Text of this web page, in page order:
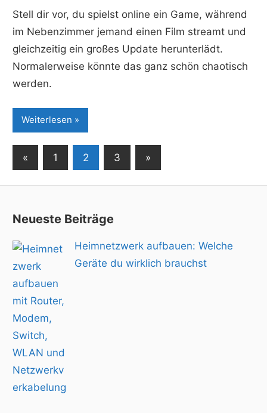
Stell dir vor, du spielst online ein Game, während
im Nebenzimmer jemand einen Film streamt und
gleichzeitig ein großes Update herunterlädt.
Normalerweise könnte das ganz schön chaotisch
werden.
Weiterlesen
Seitennummerierung
« Vorherige
Beiträge
1 2 3
Nächste
Beiträge
»
Neueste Beiträge
Heimnetzwerk aufbauen: Welche
Geräte du wirklich brauchst